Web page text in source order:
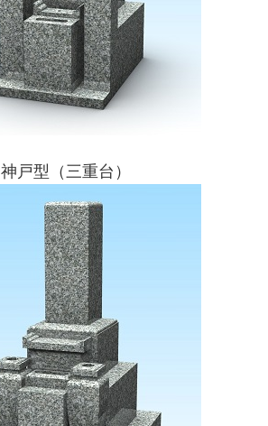
神戸型（三重台）